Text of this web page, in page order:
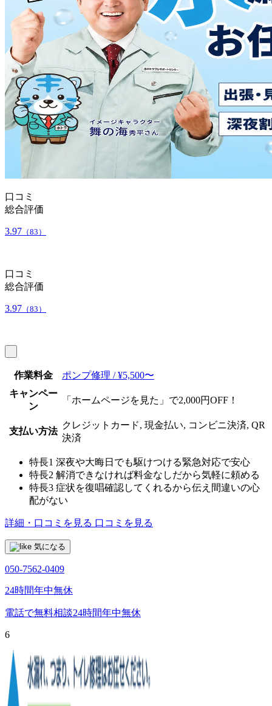
口コミ
総合評価
3.97 （83）
口コミ
総合評価
3.97 （83）
作業料金
ポンプ修理 / ¥5,500〜
キャンペー
ン
「ホームページを見た」で2,000円OFF！
支払い方法
クレジットカード, 現金払い, コンビニ決済, QR
決済
特長1 深夜や大晦日でも駆けつける緊急対応で安心
特長2 解消できなければ料金なしだから気軽に頼める
特長3 症状を復唱確認してくれるから伝え間違いの心
配がない
詳細・口コミを見る 口コミを見る
気になる
050-7562-0409
24時間年中無休
電話で無料相談24時間年中無休
6